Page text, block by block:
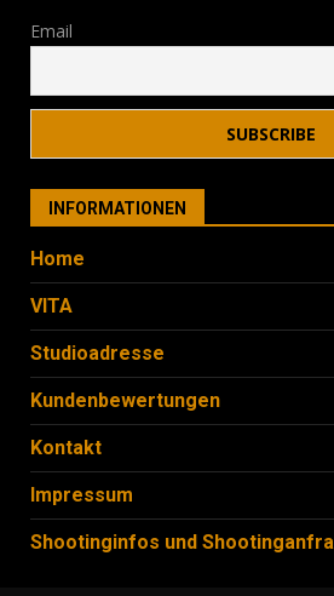
Email
INFORMATIONEN
Home
VITA
Studioadresse
Kundenbewertungen
Kontakt
Impressum
Shootinginfos und